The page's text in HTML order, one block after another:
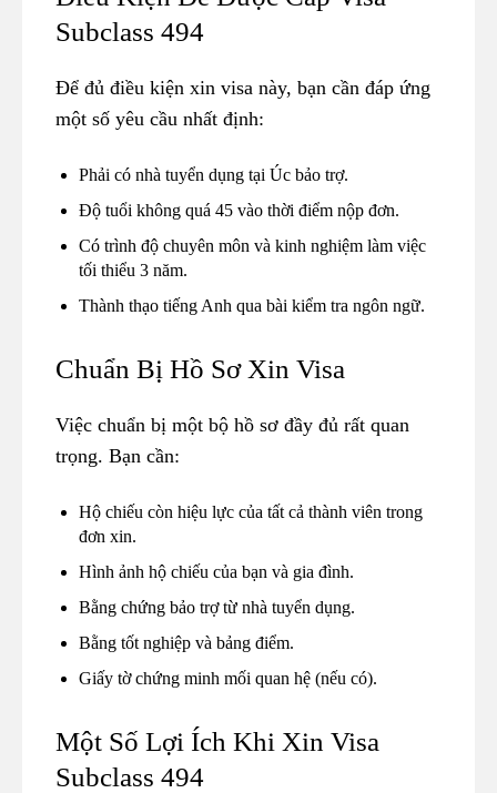
Subclass 494
Để đủ điều kiện xin visa này, bạn cần đáp ứng
một số yêu cầu nhất định:
Phải có nhà tuyển dụng tại Úc bảo trợ.
Độ tuổi không quá 45 vào thời điểm nộp đơn.
Có trình độ chuyên môn và kinh nghiệm làm việc
tối thiểu 3 năm.
Thành thạo tiếng Anh qua bài kiểm tra ngôn ngữ.
Chuẩn Bị Hồ Sơ Xin Visa
Việc chuẩn bị một bộ hồ sơ đầy đủ rất quan
trọng. Bạn cần:
Hộ chiếu còn hiệu lực của tất cả thành viên trong
đơn xin.
Hình ảnh hộ chiếu của bạn và gia đình.
Bằng chứng bảo trợ từ nhà tuyển dụng.
Bằng tốt nghiệp và bảng điểm.
Giấy tờ chứng minh mối quan hệ (nếu có).
Một Số Lợi Ích Khi Xin Visa
Subclass 494